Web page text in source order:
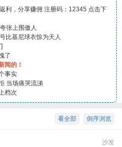
利，分享赚佣 注册码：12345 点击下
张上围傲人
比基尼球衣惊为天人
了
闻的！
事实
当场痛哭流涕
档次
倒序浏览
看全部
沙发